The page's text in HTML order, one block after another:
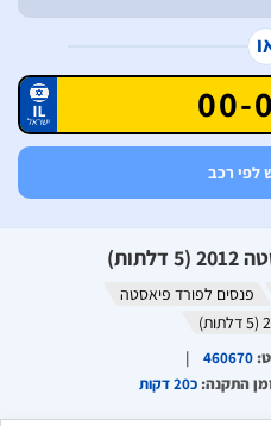
לפי רכב
פנסים לפורד פיאסטה
:
התקנה:כ20 דקות